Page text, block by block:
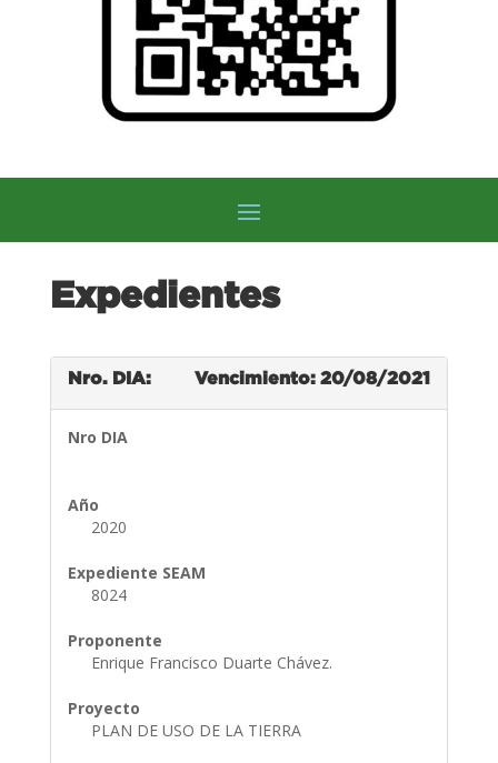
Expedientes
Nro. DIA: Vencimiento: 20/08/2021
Nro DIA
Año
2020
Expediente SEAM
8024
Proponente
Enrique Francisco Duarte Chávez.
Proyecto
PLAN DE USO DE LA TIERRA